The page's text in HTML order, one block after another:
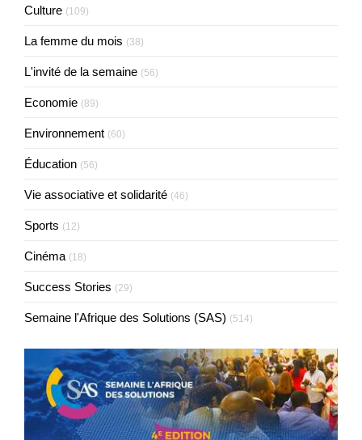
Culture (109)
La femme du mois (38)
L'invité de la semaine (56)
Economie (89)
Environnement (60)
Éducation (56)
Vie associative et solidarité (46)
Sports (12)
Cinéma (18)
Success Stories (29)
Semaine l'Afrique des Solutions (SAS) (514)